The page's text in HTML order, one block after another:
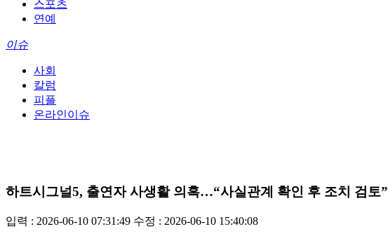
스포츠
연예
이슈
사회
칼럼
피플
온라인이슈
하트시그널5, 출연자 사생활 의혹…“사실관계 확인 후 조치 검토”
입력 : 2026-06-10 07:31:49 수정 : 2026-06-10 15:40:08